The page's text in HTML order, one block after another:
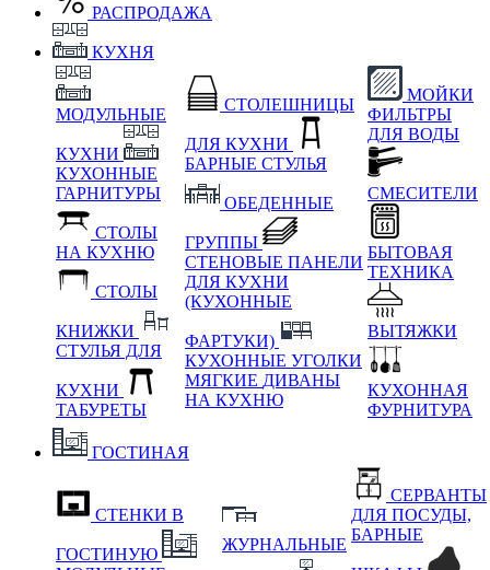
РАСПРОДАЖА
КУХНЯ
МОДУЛЬНЫЕ
КУХНИ
КУХОННЫЕ
ГАРНИТУРЫ
СТОЛЫ
НА КУХНЮ
СТОЛЫ
КНИЖКИ
СТУЛЬЯ ДЛЯ
КУХНИ
ТАБУРЕТЫ
СТОЛЕШНИЦЫ
ДЛЯ КУХНИ
БАРНЫЕ СТУЛЬЯ
ОБЕДЕННЫЕ
ГРУППЫ
СТЕНОВЫЕ ПАНЕЛИ
ДЛЯ КУХНИ
(КУХОННЫЕ
ФАРТУКИ)
КУХОННЫЕ УГОЛКИ
МЯГКИЕ ДИВАНЫ
НА КУХНЮ
МОЙКИ
ФИЛЬТРЫ
ДЛЯ ВОДЫ
СМЕСИТЕЛИ
БЫТОВАЯ
ТЕХНИКА
ВЫТЯЖКИ
КУХОННАЯ
ФУРНИТУРА
ГОСТИНАЯ
СТЕНКИ В
ГОСТИНУЮ
ЖУРНАЛЬНЫЕ
СЕРВАНТЫ
ДЛЯ ПОСУДЫ,
БАРНЫЕ